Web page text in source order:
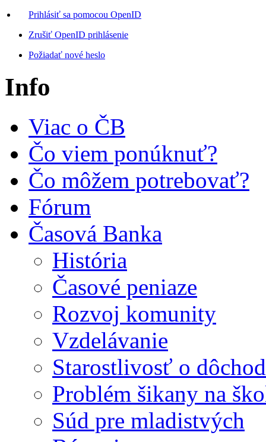
Prihlásiť sa pomocou OpenID
Zrušiť OpenID prihlásenie
Požiadať nové heslo
Info
Viac o ČB
Čo viem ponúknuť?
Čo môžem potrebovať?
Fórum
Časová Banka
História
Časové peniaze
Rozvoj komunity
Vzdelávanie
Starostlivosť o
Problém šikany na
Súd pre mladistvých